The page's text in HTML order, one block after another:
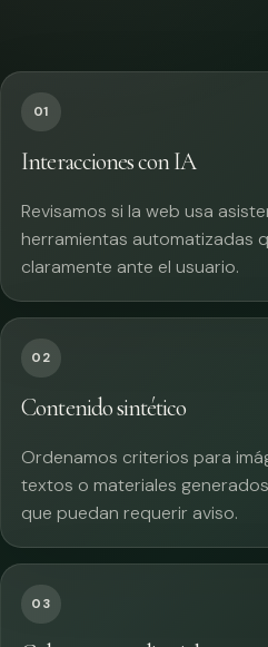
01
Interacciones con IA
Revisamos si la web usa
herramientas automatizadas
claramente ante el usuario.
02
Contenido sintético
Ordenamos criterios para
textos o materiales
que puedan requerir aviso.
03